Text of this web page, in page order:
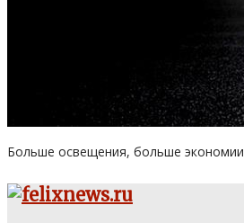
Больше освещения, больше